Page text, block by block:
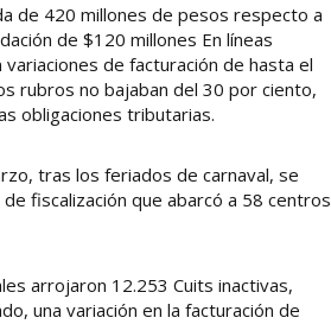
de 420 millones de pesos respecto a
de $120 millones En líneas
de facturación de hasta el
rubros no bajaban del 30 por ciento,
obligaciones tributarias.
tras los feriados de carnaval, se
fiscalización que abarcó a 58 centros
arrojaron 12.253 Cuits inactivas,
una variación en la facturación de